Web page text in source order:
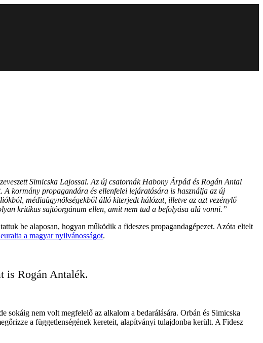
Simicska Lajossal. Az új csatornák Habony Árpád és Rogán Antal
kormány propagandára és ellenfelei lejáratására is használja az új
médiaügynökségekből álló kiterjedt hálózat, illetve az azt vezénylő
kritikus sajtóorgánum ellen, amit nem tud a befolyása alá vonni.”
be alaposan, hogyan működik a fideszes propagandagépezet. Azóta eltelt
a magyar nyilvánosságot.
is Rogán Antalék.
nem volt megfelelő az alkalom a bedarálására. Orbán és Simicska
a függetlenségének kereteit, alapítványi tulajdonba került. A Fidesz